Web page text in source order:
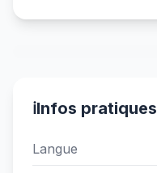
ℹ️Infos pratiques
Langue